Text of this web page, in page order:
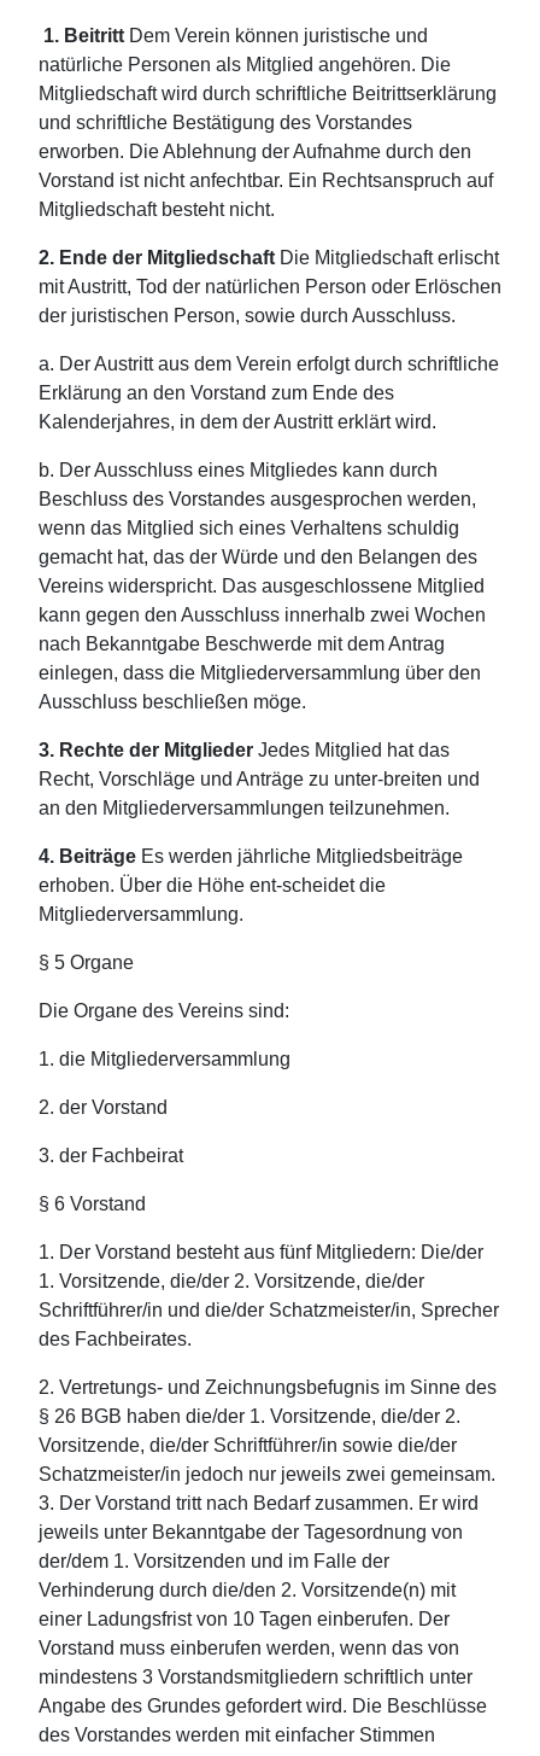
1. Beitritt Dem Verein können juristische und
natürliche Personen als Mitglied angehören. Die
Mitgliedschaft wird durch schriftliche Beitrittserklärung
und schriftliche Bestätigung des Vorstandes
erworben. Die Ablehnung der Aufnahme durch den
Vorstand ist nicht anfechtbar. Ein Rechtsanspruch auf
Mitgliedschaft besteht nicht.
2. Ende der Mitgliedschaft Die Mitgliedschaft erlischt
mit Austritt, Tod der natürlichen Person oder Erlöschen
der juristischen Person, sowie durch Ausschluss.
a. Der Austritt aus dem Verein erfolgt durch schriftliche
Erklärung an den Vorstand zum Ende des
Kalenderjahres, in dem der Austritt erklärt wird.
b. Der Ausschluss eines Mitgliedes kann durch
Beschluss des Vorstandes ausgesprochen werden,
wenn das Mitglied sich eines Verhaltens schuldig
gemacht hat, das der Würde und den Belangen des
Vereins widerspricht. Das ausgeschlossene Mitglied
kann gegen den Ausschluss innerhalb zwei Wochen
nach Bekanntgabe Beschwerde mit dem Antrag
einlegen, dass die Mitgliederversammlung über den
Ausschluss beschließen möge.
3. Rechte der Mitglieder Jedes Mitglied hat das
Recht, Vorschläge und Anträge zu unter-breiten und
an den Mitgliederversammlungen teilzunehmen.
4. Beiträge Es werden jährliche Mitgliedsbeiträge
erhoben. Über die Höhe ent-scheidet die
Mitgliederversammlung.
§ 5 Organe
Die Organe des Vereins sind:
1. die Mitgliederversammlung
2. der Vorstand
3. der Fachbeirat
§ 6 Vorstand
1. Der Vorstand besteht aus fünf Mitgliedern: Die/der
1. Vorsitzende, die/der 2. Vorsitzende, die/der
Schriftführer/in und die/der Schatzmeister/in, Sprecher
des Fachbeirates.
2. Vertretungs- und Zeichnungsbefugnis im Sinne des
§ 26 BGB haben die/der 1. Vorsitzende, die/der 2.
Vorsitzende, die/der Schriftführer/in sowie die/der
Schatzmeister/in jedoch nur jeweils zwei gemeinsam.
3. Der Vorstand tritt nach Bedarf zusammen. Er wird
jeweils unter Bekanntgabe der Tagesordnung von
der/dem 1. Vorsitzenden und im Falle der
Verhinderung durch die/den 2. Vorsitzende(n) mit
einer Ladungsfrist von 10 Tagen einberufen. Der
Vorstand muss einberufen werden, wenn das von
mindestens 3 Vorstandsmitgliedern schriftlich unter
Angabe des Grundes gefordert wird. Die Beschlüsse
des Vorstandes werden mit einfacher Stimmen